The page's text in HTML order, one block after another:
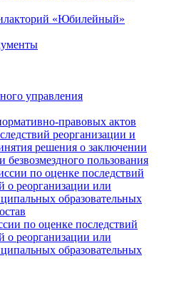
«Юбилейный»
управления
правовых актов
реорганизации и
решения о заключении
пользования
по оценке последствий
о реорганизации или
образовательных
по оценке последствий
о реорганизации или
образовательных